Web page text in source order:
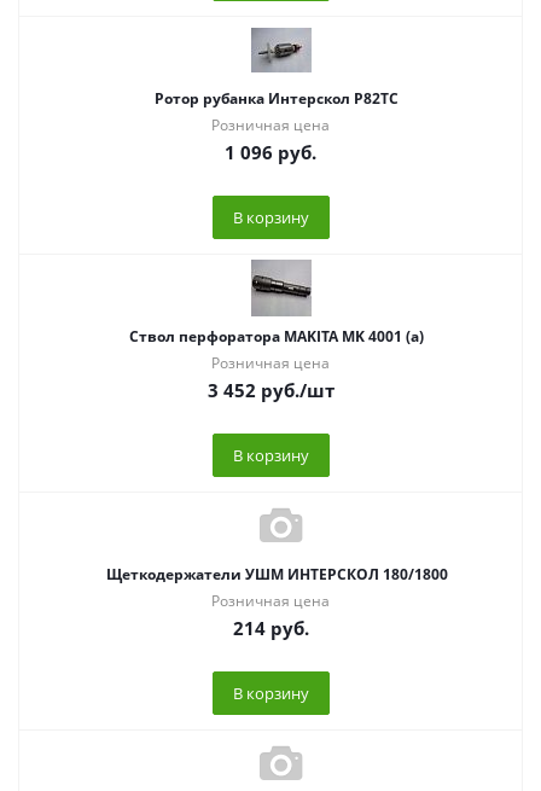
Ротор рубанка Интерскол Р82ТС
Розничная цена
1 096 руб.
В корзину
Ствол перфоратора MAKITA MK 4001 (а)
Розничная цена
3 452 руб./шт
В корзину
Щеткодержатели УШМ ИНТЕРСКОЛ 180/1800
Розничная цена
214руб.
В корзину